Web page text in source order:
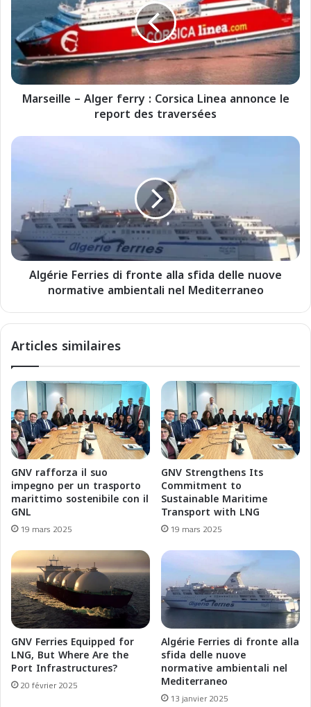
l
e
g
r
y
:
s
c
L
i
e
a
a
n
n
o
n
c
e
e
r
e
p
o
r
t
d
e
Marseille – Alger ferry : Corsica Linea annonce le
report des traversées
A
e
F
e
e
d
i
r
o
n
t
e
a
l
l
a
s
f
i
d
a
d
e
l
l
e
n
u
Algérie Ferries di fronte alla sfida delle nuove
normative ambientali nel Mediterraneo
Articles similaires
GNV rafforza il suo
impegno per un trasporto
marittimo sostenibile con il
GNL
19 mars 2025
GNV Strengthens Its
Commitment to
Sustainable Maritime
Transport with LNG
19 mars 2025
GNV Ferries Equipped for
LNG, But Where Are the
Port Infrastructures?
20 février 2025
Algérie Ferries di fronte alla
sfida delle nuove
normative ambientali nel
Mediterraneo
13 janvier 2025